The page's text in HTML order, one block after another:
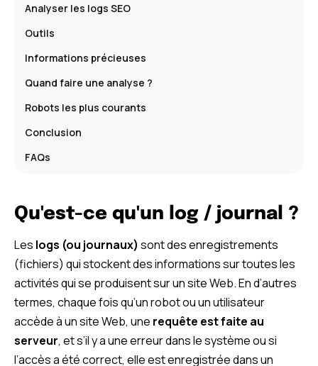
Analyser les logs SEO
Outils
Informations précieuses
Quand faire une analyse ?
Robots les plus courants
Conclusion
FAQs
Qu'est-ce qu'un log / journal ?
Les logs (ou journaux) sont des enregistrements
(fichiers) qui stockent des informations sur toutes les
activités qui se produisent sur un site Web. En d’autres
termes, chaque fois qu’un robot ou un utilisateur
accède à un site Web, une requête est faite au
serveur, et s’il y a une erreur dans le système ou si
l’accès a été correct, elle est enregistrée dans un